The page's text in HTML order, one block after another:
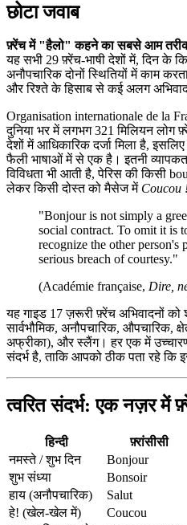
छोटा जवाब
फ़्रेंच में "हैलो" कहने का सबसे आम
यह सभी 29 फ़्रेंच-भाषी देशों में, दिन के
अनौपचारिक दोनों स्थितियों में काम
और रिश्ते के हिसाब से कई अलग
Organisation internationale de la
दुनिया भर में लगभग 321 मिलियन लोग
देशों में आधिकारिक दर्जा मिला है,
फैली भाषाओं में से एक है। इतनी
विविधता भी आती है, पेरिस की किसी
लेकर किसी दोस्त को मैसेज में Coucou
"Bonjour is not simply a
social contract. To omit it is
recognize the other person's
serious breach of courtesy."
(Académie française, Dire,
यह गाइड 17 ज़रूरी फ़्रेंच अभिवादनों को
सार्वभौमिक, अनौपचारिक, औपचारिक,
अफ्रीका), और स्लैंग। हर एक में
संदर्भ है, ताकि आपको ठीक पता रहे
त्वरित संदर्भ: एक नज़र में
हिन्दी फ़्रांसीसी
नमस्ते / शुभ दिन
Bonjour
शुभ संध्या
Bonsoir
हाय (अनौपचारिक)
Salut
हे! (खेल-खेल में)
Coucou